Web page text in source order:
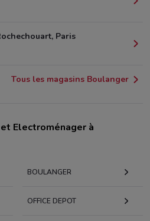
Paris
Tous les magasins Boulanger
Electroménager à
BOULANGER
OFFICE DEPOT